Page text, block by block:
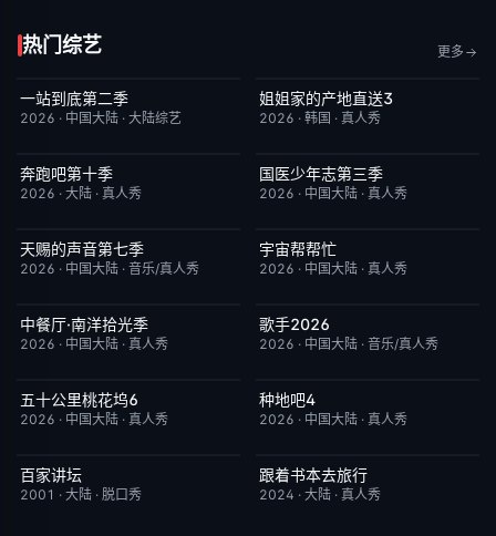
热门综艺 更多
更新至第1期
一站到底第二季
2026 · 中国大陆 · 大陆综艺
更新至第02集
姐姐家的产地直送3
2026 · 韩国 · 真人秀
已完结
奔跑吧第十季
2026 · 大陆 · 真人秀
今日更新
国医少年志第三季
2026 · 中国大陆 · 真人秀
今日更新
天赐的声音第七季
2026 · 中国大陆 · 音乐/真人秀
更新至第3期
宇宙帮帮忙
2026 · 中国大陆 · 真人秀
更新至第8期
中餐厅·南洋拾光季
2026 · 中国大陆 · 真人秀
今日更新
歌手2026
2026 · 中国大陆 · 音乐/真人秀
今日更新
五十公里桃花坞6
2026 · 中国大陆 · 真人秀
今日更新
种地吧4
2026 · 中国大陆 · 真人秀
今日更新
百家讲坛
2001 · 大陆 · 脱口秀
今日更新
跟着书本去旅行
2024 · 大陆 · 真人秀